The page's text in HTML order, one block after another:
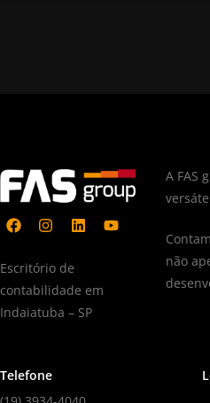
Escritório de
contabilidade em
Indaiatuba – SP
A FAS
não
Telefone